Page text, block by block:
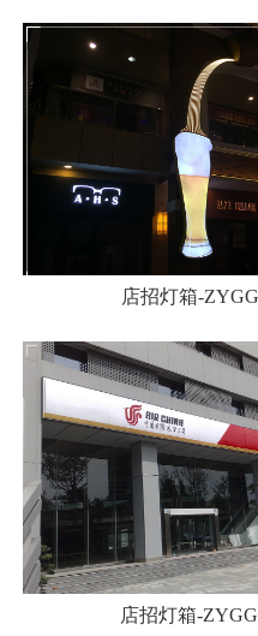
店招灯箱-
店招灯箱-